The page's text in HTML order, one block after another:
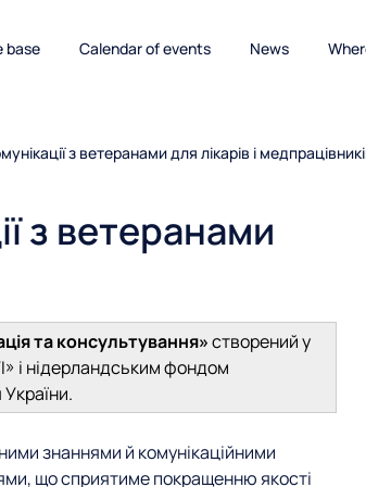
base Calendar of events News
з ветеранами для лікарів і
з ветеранами
та консультування»створений у
і нідерландським фондом
знаннями й комунікаційними
що сприятиме покращенню якості